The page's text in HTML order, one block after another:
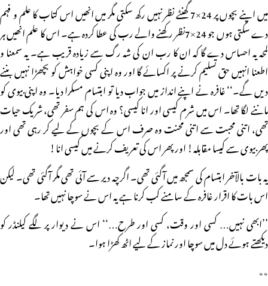
میں اپنے بچوں پر 24×7 گھنٹے نظر نہیں رکھ سکتی مگر میں انھیں اس کتاب کا علم و فہم
دے سکتی ہوں جو 24×7نظر رکھنے والے رب کی عطا کردہ ہے۔ اس کا علم انھیں ہر
لمحہ یہ احساس دے گا کہ ان کا رب ان کی شہ رگ سے زیادہ قریب ہے۔ یہ سمعنا و
اطعنا انہیں حق تسلیم کرنے پر اکسائے گا اور وہ اپنی کسی خواہش کو بچھڑا نہیں بننے
دیں گے۔‘‘ غافرہ نے اپنے انداز میں جواب دیا تو ابتسام مسکرا دیا۔ وہ اپنی بیوی کو
ماننے لگا تھا۔ اس میں شرم کیسی اور انا کیسی؟ وہ اس کی ہم سفر تھی، شریک حیات
تھی، اتنی محبت سے اتنی محنت وہ صرف اس کے بچوں کے لیے کر رہی تھی اور
پھر بیوی سے کیسا مقابلہ! اور پھر اس کی تعریف کرنے میں کیسی انا!
یہ بات بالآخر ابتسام کی سمجھ میں آگئی تھی۔ اگرچہ دیر سے آئی تھی مگر آگئی تھی۔ لیکن
اس بات کا اقرار غافرہ کے سامنے کب کرنا ہے یہ اس نے سوچا نہیں تھا۔
’’ابھی نہیں… کسی اور وقت، کسی اور طرح…‘‘ اس نے دیوار پر لگے کیلنڈر کو
دیکھتے ہوئے دل میں سوچا اور نماز کے لیے اٹھ کھڑا ہوا۔
٭٭